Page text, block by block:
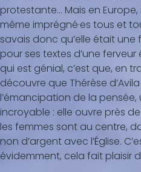
protestante… Mais en
même imprégné·es tous et
savais donc qu’elle était
pour ses textes d’une
qui est génial, c’est que, en
découvre que Thérèse
l’émancipation de la pensée,
incroyable : elle ouvre près
les femmes sont au centre,
non d’argent avec l’Église.
évidemment, cela fait plaisir